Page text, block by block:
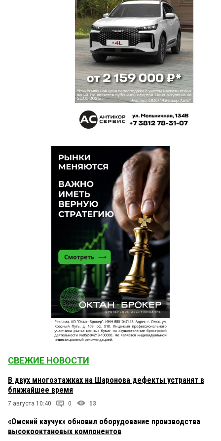
СВЕЖИЕ НОВОСТИ
В двух многоэтажках на Шаронова дефекты устранят в
ближайшее время
7 августа 10:40 0 63
«Омский каучук» обновил оборудование производства
высокооктановых компонентов